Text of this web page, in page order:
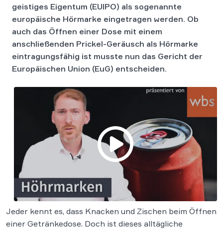
geistiges Eigentum (EUIPO) als sogenannte
europäische Hörmarke eingetragen werden. Ob
auch das Öffnen einer Dose mit einem
anschließenden Prickel-Geräusch als Hörmarke
eintragungsfähig ist musste nun das Gericht der
Europäischen Union (EuG) entscheiden.
Jeder kennt es, dass Knacken und Zischen beim Öffnen
einer Getränkedose. Doch ist dieses alltägliche